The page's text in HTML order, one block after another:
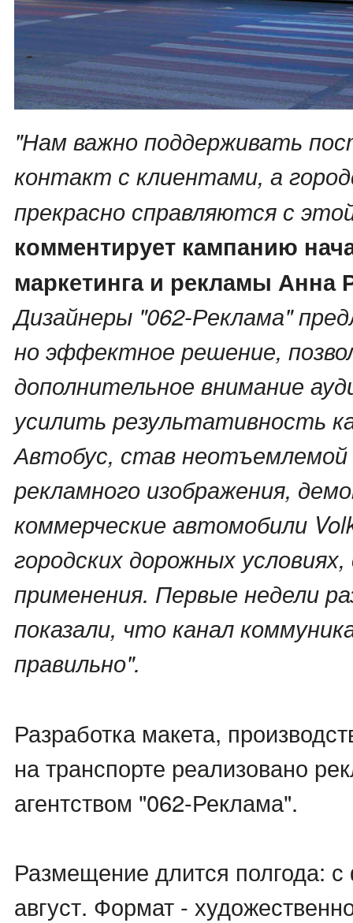
"Нам важно поддерживать
контакт с клиентами, а
прекрасно справляются с
комментирует кампанию
маркетинга и рекламы Анна
Дизайнеры "062-Реклама"
но эффектное решение,
дополнительное внимание
усилить результативность
Автобус, став
рекламного изображения,
коммерческие автомобили
городских дорожных условиях,
применения. Первые недели
показали, что канал
правильно".
Разработка макета,
на транспорте реализовано
агентством "062-Реклама".
Размещение длится полгода:
август. Формат -